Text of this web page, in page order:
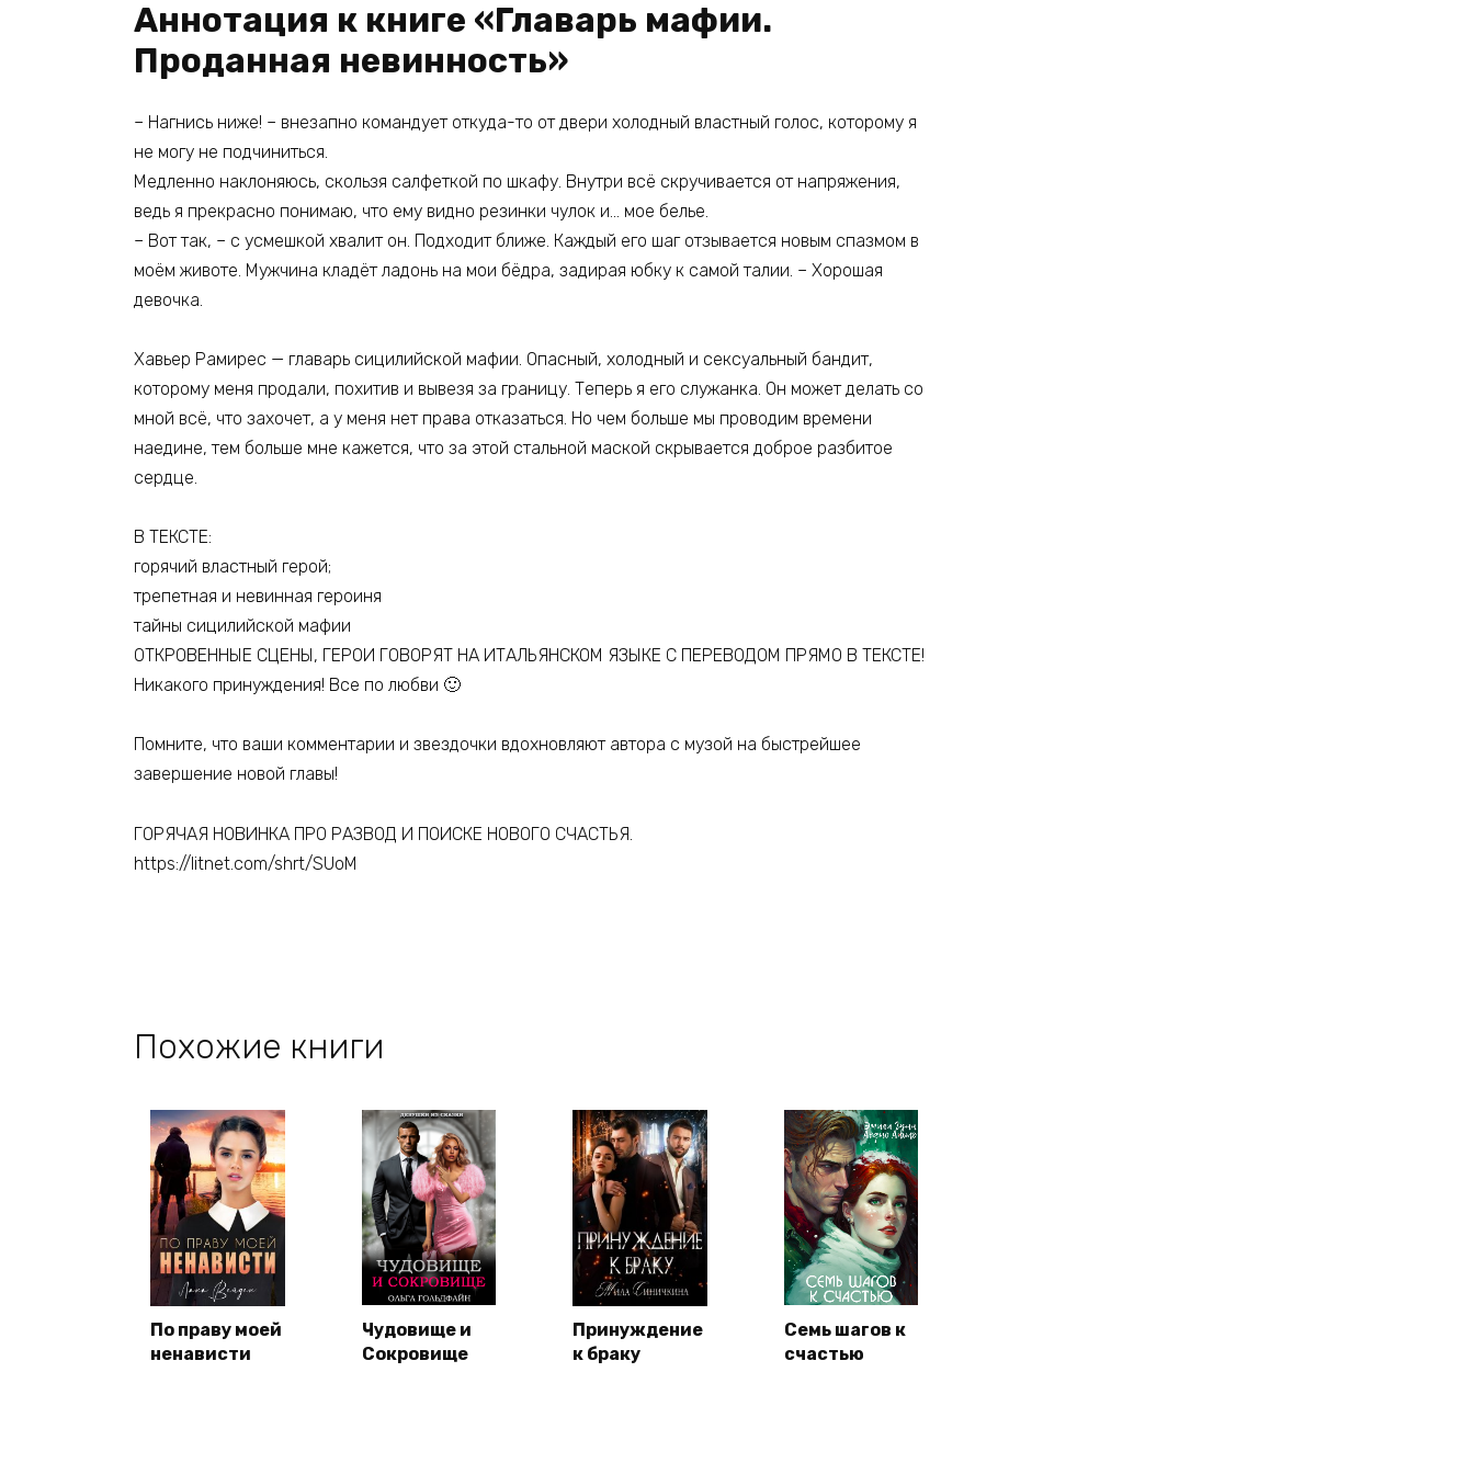
Аннотация к книге «Главарь мафии.
Проданная невинность»
– Нагнись ниже! – внезапно командует откуда-то от двери холодный властный голос, которому я
не могу не подчиниться.
Медленно наклоняюсь, скользя салфеткой по шкафу. Внутри всё скручивается от напряжения,
ведь я прекрасно понимаю, что ему видно резинки чулок и… мое белье.
– Вот так, – с усмешкой хвалит он. Подходит ближе. Каждый его шаг отзывается новым спазмом в
моём животе. Мужчина кладёт ладонь на мои бёдра, задирая юбку к самой талии. – Хорошая
девочка.
Хавьер Рамирес — главарь сицилийской мафии. Опасный, холодный и сексуальный бандит,
которому меня продали, похитив и вывезя за границу. Теперь я его служанка. Он может делать со
мной всё, что захочет, а у меня нет права отказаться. Но чем больше мы проводим времени
наедине, тем больше мне кажется, что за этой стальной маской скрывается доброе разбитое
сердце.
В ТЕКСТЕ:
горячий властный герой;
трепетная и невинная героиня
тайны сицилийской мафии
ОТКРОВЕННЫЕ СЦЕНЫ, ГЕРОИ ГОВОРЯТ НА ИТАЛЬЯНСКОМ ЯЗЫКЕ С ПЕРЕВОДОМ ПРЯМО В ТЕКСТЕ!
Никакого принуждения! Все по любви 🙂
Помните, что ваши комментарии и звездочки вдохновляют автора с музой на быстрейшее
завершение новой главы!
ГОРЯЧАЯ НОВИНКА ПРО РАЗВОД И ПОИСКЕ НОВОГО СЧАСТЬЯ.
https://litnet.com/shrt/SUoM
Похожие книги
По праву моей
ненависти
Чудовище и
Сокровище
Принуждение
к браку
Семь шагов к
счастью